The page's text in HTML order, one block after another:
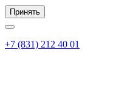
Принять
+7 (831) 212 40 01